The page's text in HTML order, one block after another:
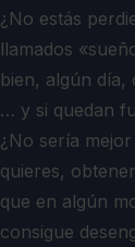
¿No estás
llamados
bien, algún día,
… y si quedan
¿No sería
quieres,
que en algún
consigue